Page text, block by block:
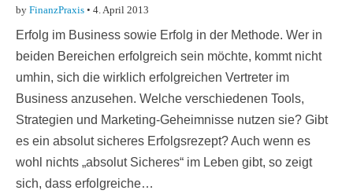
by FinanzPraxis • 4. April 2013
Erfolg im Business sowie Erfolg in der Methode. Wer in
beiden Bereichen erfolgreich sein möchte, kommt nicht
umhin, sich die wirklich erfolgreichen Vertreter im
Business anzusehen. Welche verschiedenen Tools,
Strategien und Marketing-Geheimnisse nutzen sie? Gibt
es ein absolut sicheres Erfolgsrezept? Auch wenn es
wohl nichts „absolut Sicheres“ im Leben gibt, so zeigt
sich, dass erfolgreiche…